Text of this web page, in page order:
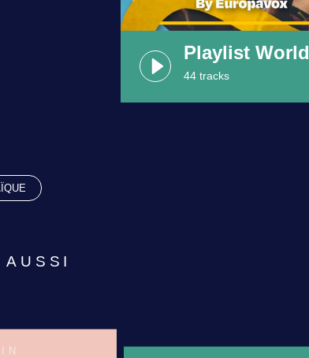
Playlist World
44 tracks